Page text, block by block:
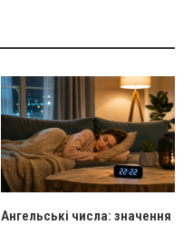
Ангельські числа: значення